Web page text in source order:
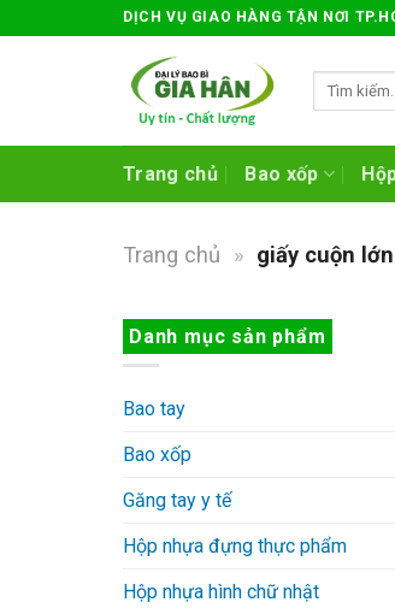
to
DỊCH VỤ GIAO HÀNG TẬN NƠI
Tìm
Trang chủ Bao xốp
Trang chủ » giấy cuộn lớn
Danh mục sản phẩm
Bao tay
Bao xốp
Găng tay y tế
Hộp nhựa đựng thực phẩm
Hộp nhựa hình chữ nhật